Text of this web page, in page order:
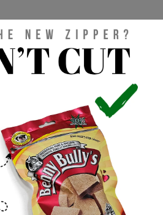
1991
La première côtelette de foie
Friandises de la taille
Ingrédient unique - Foie de